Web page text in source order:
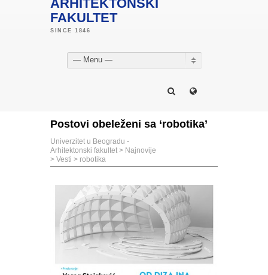
ARHITEKTONSKI
FAKULTET
— Menu —
Postovi obeleženi sa ‘robotika’
Univerzitet u Beogradu -
Arhitektonski fakultet > Najnovije
> Vesti > robotika